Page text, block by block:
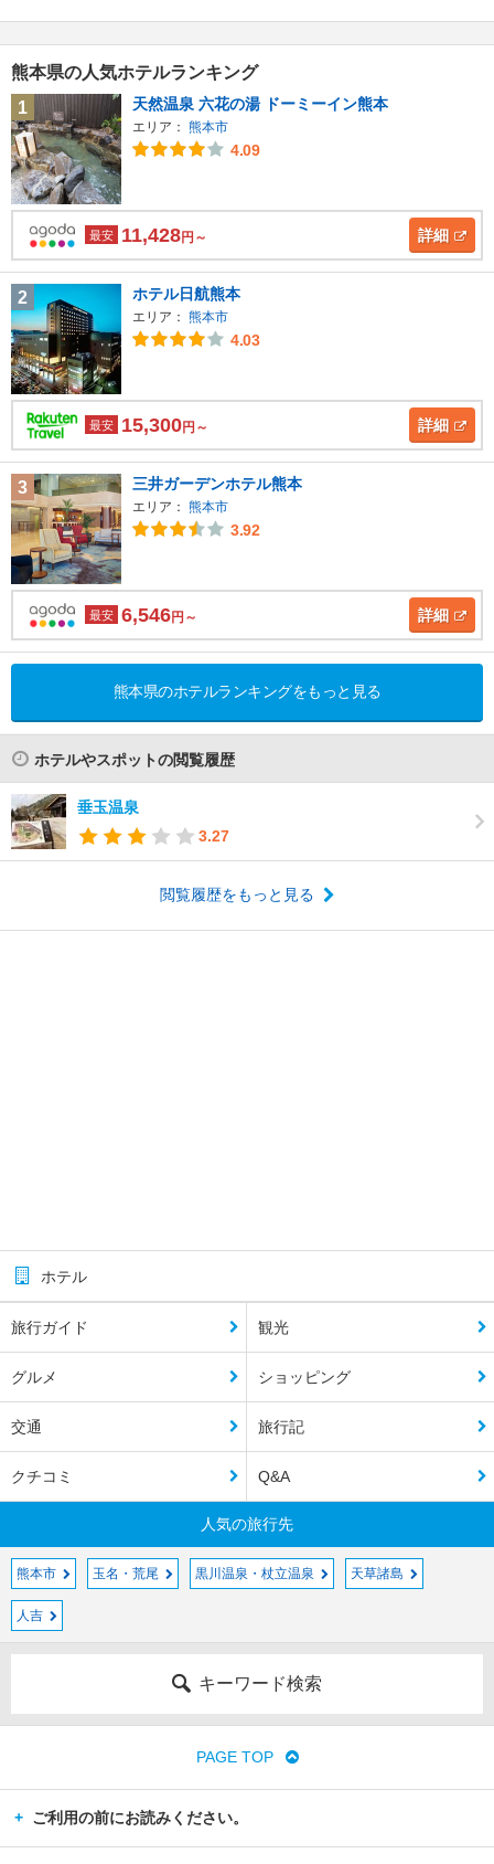
熊本県の人気ホテルランキング
1
天然温泉 六花の湯 ドーミーイン熊本
エリア： 熊本市
4.09
最安 11,428円～ 詳細
2 ホテル日航熊本
エリア： 熊本市
4.03
最安 15,300円～ 詳細
3 三井ガーデンホテル熊本
エリア： 熊本市
3.92
最安 6,546円～ 詳細
熊本県のホテルランキングをもっと見る
ホテルやスポットの閲覧履歴
垂玉温泉
3.27
閲覧履歴をもっと見る
ホテル
旅行ガイド 観光
グルメ ショッピング
交通 旅行記
クチコミ Q&A
人気の旅行先
熊本市 玉名・荒尾 黒川温泉・杖立温泉 天草諸島
人吉
キーワード検索
PAGE TOP
ご利用の前にお読みください。